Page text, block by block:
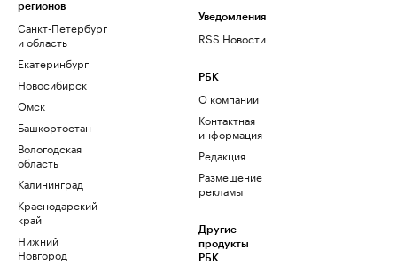
регионов
Санкт-Петербург
и область
Екатеринбург
Новосибирск
Омск
Башкортостан
Вологодская
область
Калининград
Краснодарский
край
Нижний
Новгород
Уведомления
RSS Новости
РБК
О компании
Контактная
информация
Редакция
Размещение
рекламы
Другие
продукты
РБК